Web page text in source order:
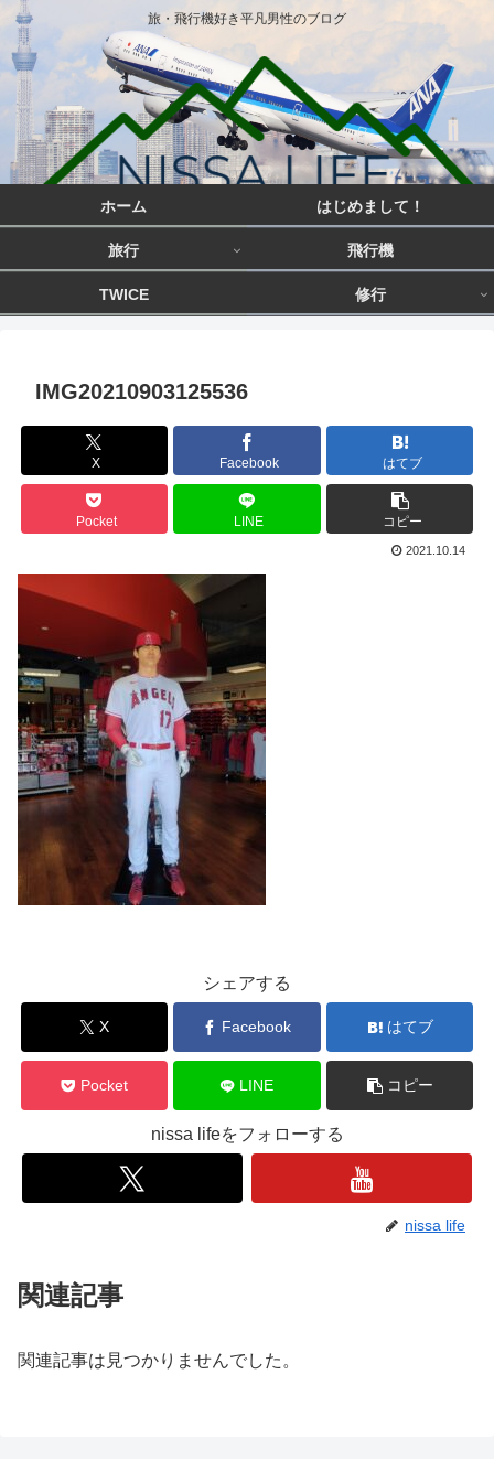
旅・飛行機好き平凡男性のブログ
ホーム はじめまして！
旅行 飛行機
TWICE 修行
IMG20210903125536
X Facebook はてブ
Pocket LINE コピー
2021.10.14
シェアする
X Facebook はてブ
Pocket LINE コピー
nissa lifeをフォローする
nissa life
関連記事
関連記事は見つかりませんでした。